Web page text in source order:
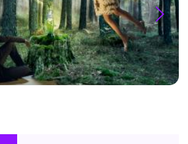
next